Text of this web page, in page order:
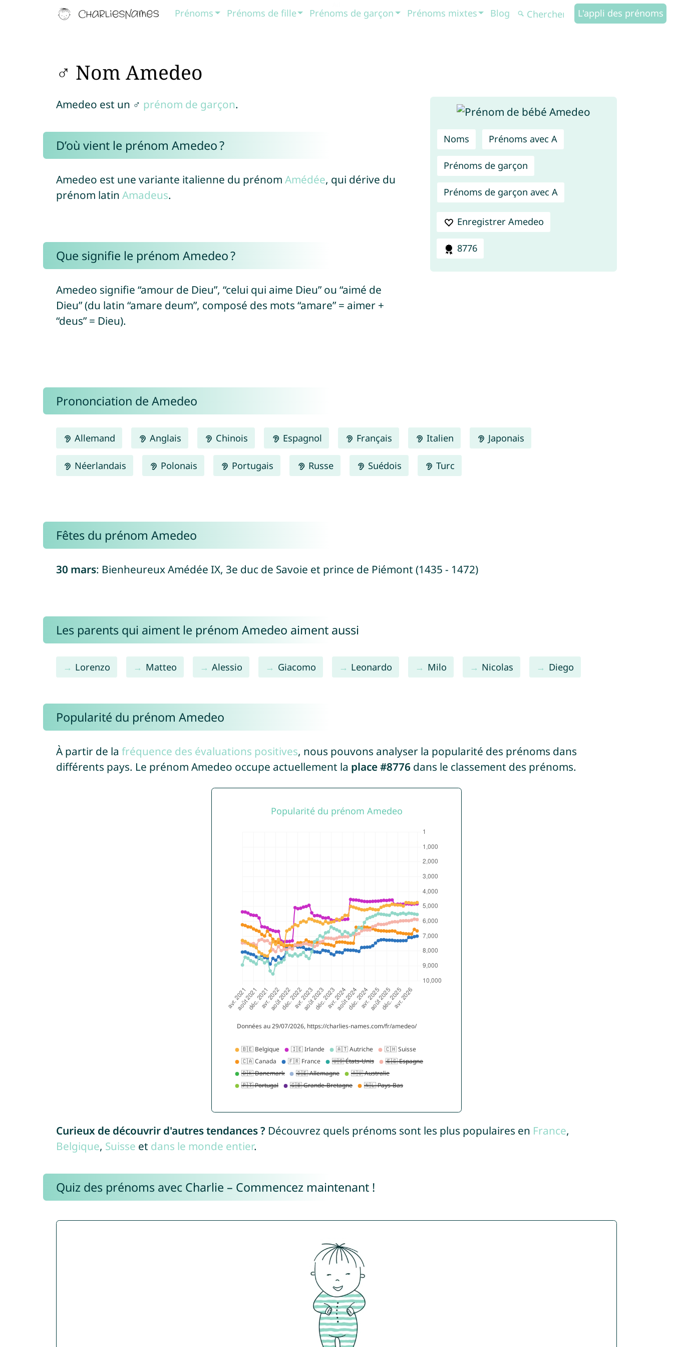
Prénoms Prénoms de fille Prénoms de garçon Prénoms mixtes Blog L'appli des prénoms
♂ Nom Amedeo
Noms Prénoms avec A
Prénoms de garçon
Prénoms de garçon avec A
Enregistrer Amedeo
8776
Amedeo est un ♂ prénom de garçon.
D’où vient le prénom Amedeo ?
Amedeo est une variante italienne du prénom Amédée, qui dérive du
prénom latin Amadeus.
Que signifie le prénom Amedeo ?
Amedeo signifie “amour de Dieu”, “celui qui aime Dieu” ou “aimé de
Dieu” (du latin “amare deum”, composé des mots “amare” = aimer +
“deus” = Dieu).
Prononciation de Amedeo
Allemand Anglais Chinois Espagnol Français Italien Japonais
Néerlandais Polonais Portugais Russe Suédois Turc
Fêtes du prénom Amedeo
30 mars: Bienheureux Amédée IX, 3e duc de Savoie et prince de Piémont (1435 - 1472)
Les parents qui aiment le prénom Amedeo aiment aussi
Lorenzo Matteo Alessio Giacomo Leonardo Milo Nicolas Diego
Popularité du prénom Amedeo
À partir de la fréquence des évaluations positives, nous pouvons analyser la popularité des prénoms dans
différents pays. Le prénom Amedeo occupe actuellement la place #8776 dans le classement des prénoms.
Curieux de découvrir d'autres tendances ? Découvrez quels prénoms sont les plus populaires en France,
Belgique, Suisse et dans le monde entier.
Quiz des prénoms avec Charlie – Commencez maintenant !